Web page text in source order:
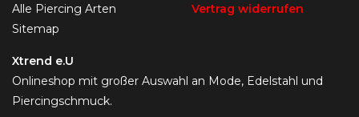
Alle Piercing Arten
Sitemap
Vertrag widerrufen
Xtrend e.U
Onlineshop mit großer Auswahl an Mode, Edelstahl und
Piercingschmuck.